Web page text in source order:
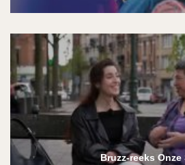
Bruzz-reeks Onze